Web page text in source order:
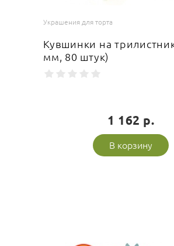
Украшения для торта
Кувшинки на
мм, 80 штук)
1 162 р.
В корзину